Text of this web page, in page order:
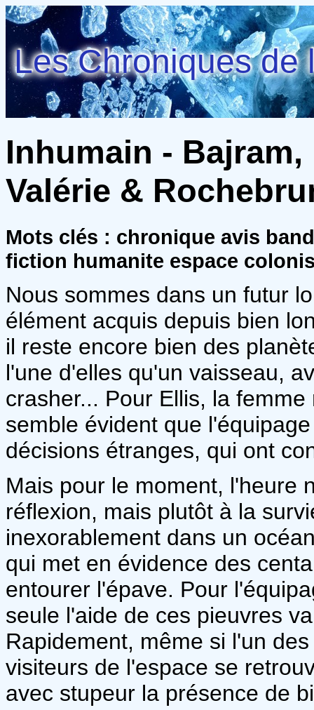
Les Chroniques de
Inhumain -
Valérie &
Mots clés : chronique avis
fiction humanite espace
Nous sommes dans un futur
élément acquis depuis bien
il reste encore bien des
l'une d'elles qu'un vaisseau,
crasher... Pour Ellis, la
semble évident que
décisions étranges, qui ont
Mais pour le moment, l'heure
réflexion, mais plutôt à la
inexorablement dans un
qui met en évidence des
entourer l'épave. Pour
seule l'aide de ces pieuvres
Rapidement, même si l'un
visiteurs de l'espace se
avec stupeur la présence de